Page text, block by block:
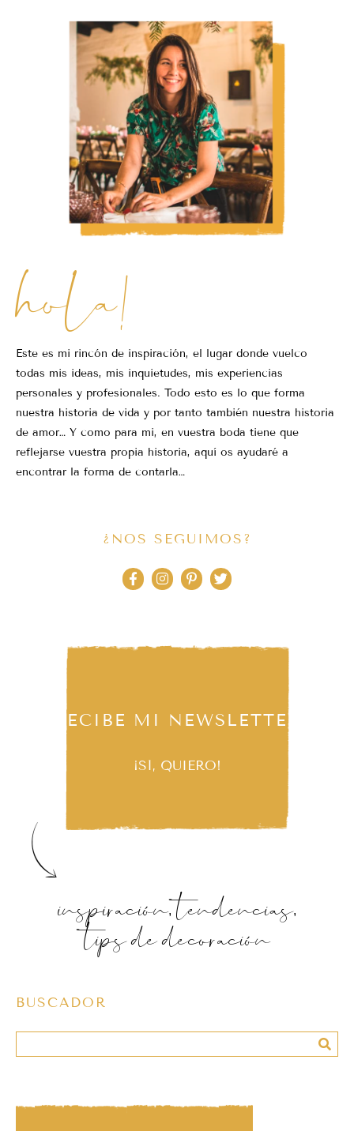
hola!
Este es mi rincón de inspiración, el lugar donde vuelco
todas mis ideas, mis inquietudes, mis experiencias
personales y profesionales. Todo esto es lo que forma
nuestra historia de vida y por tanto también nuestra historia
de amor… Y como para mi, en vuestra boda tiene que
reflejarse vuestra propia historia, aquí os ayudaré a
encontrar la forma de contarla…
¿NOS SEGUIMOS?
RECIBE MI NEWSLETTER
¡SÍ, QUIERO!
inspiración, tendencias,
tips de decoración
BUSCADOR